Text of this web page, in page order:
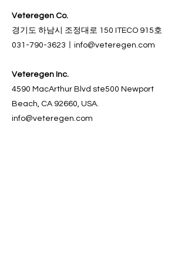
Veteregen Co.
경기도 하남시 조정대로 150 ITECO 915호
031-790-3623
info@veteregen.com
Veteregen Inc.
4590 MacArthur Blvd ste500 Newport
Beach, CA 92660, USA.
info@veteregen.com